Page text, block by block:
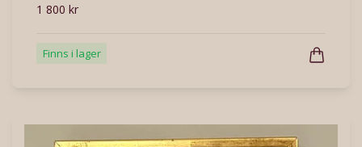
1 800 kr
Finns i lager